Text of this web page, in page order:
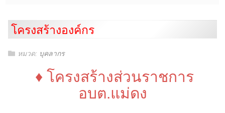
โครงสร้างองค์กร
หมวด: บุคลากร
♦ โครงสร้างส่วนราชการ
อบต.แม่ดง